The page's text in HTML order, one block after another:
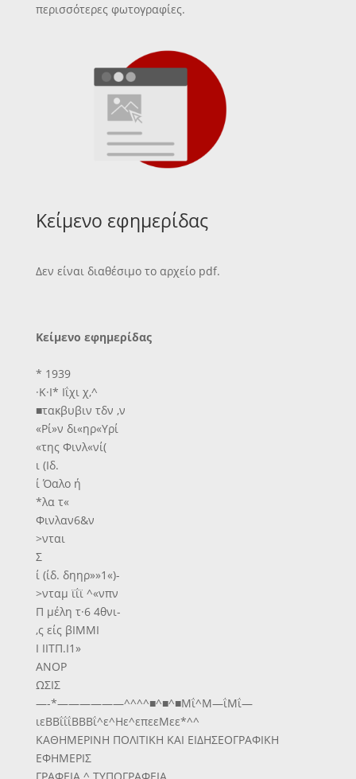
περισσότερες φωτογραφίες.
Κείμενο εφημερίδας
Δεν είναι διαθέσιμο το αρχείο pdf.
Κείμενο εφημερίδας
* 1939
·Κ·Ι* Ιΐχι χ,^
■τακβυβιν τδν ,ν
«Ρί»ν δι«ηρ«Υρί
«της Φινλ«νί(
ι (Ιδ.
ί Όαλο ή
*λα τ«
Φινλαν6&ν
>νται
Σ
ί (ίδ. δηηρ»»1«)-
>νταμ ϊΐϊ ^«νπν
Π μέλη τ·6 4θνι-
,ς είς βΙΜΜΙ
Ι ΙΙΤΠ.Ι1»
ΑΝΟΡ
ΩΣΙΣ
—-*——————^^^^■^■^■Μΐ^Μ—ΐΜΐ—
ιεΒΒΐΐΐΒΒΒΐ^ε^Ηε^επεεΜεε*^^
ΚΑΘΗΜΕΡΙΝΗ ΠΟΛΙΤΙΚΗ ΚΑΙ ΕΙΔΗΣΕΟΓΡΑΦΙΚΗ
ΕΦΗΜΕΡΙΣ